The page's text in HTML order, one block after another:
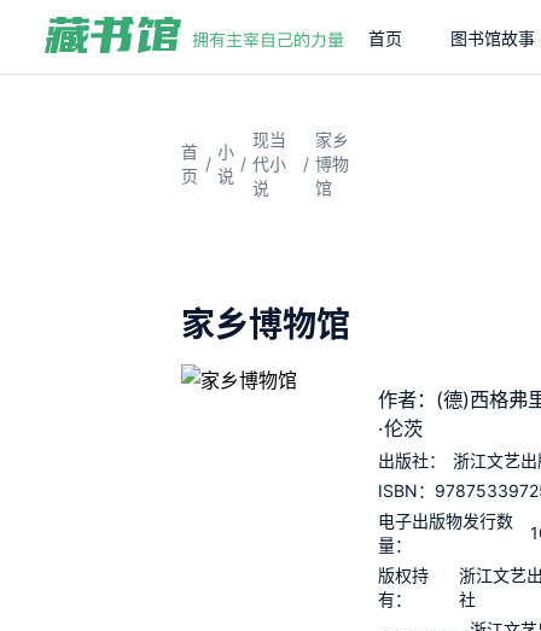
首页 图书馆故事
首
页
/
小
说
/
现当
代小
说
/
家乡
博物
馆
家乡博物馆
作者：(德)西格弗
·伦茨
出版社：
浙江文艺
ISBN：
电子出版物发行数
量：
版权持
有：
浙江文艺
社